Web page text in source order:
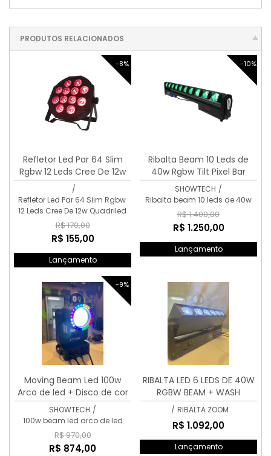
PRODUTOS RELACIONADOS
-8%
Refletor Led Par 64 Slim
Rgbw 12 Leds Cree De 12w
QuadriLed
/
Refletor Led Par 64 Slim Rgbw
12 Leds Cree De 12w Quadriled
R$ 170,00
R$ 155,00
Lançamento
-10%
Ribalta Beam 10 Leds de
40w Rgbw Tilt Pixel Bar
SHOWTECH /
Ribalta beam 10 leds de 40w
R$ 1.400,00
R$ 1.250,00
Lançamento
-9%
Moving Beam Led 100w
Arco de led + Disco de cor
+ desenhos
SHOWTECH /
100w beam led arco de led
R$ 970,00
R$ 874,00
RIBALTA LED 6 LEDS DE 40W
RGBW BEAM + WASH
/ RIBALTA ZOOM
R$ 1.092,00
Lançamento